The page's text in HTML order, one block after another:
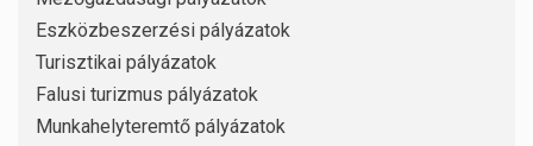
Eszközbeszerzési pályázatok
Turisztikai pályázatok
Falusi turizmus pályázatok
Munkahelyteremtő pályázatok